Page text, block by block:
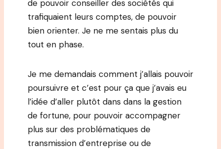
de pouvoir conseiller des sociétés qui
trafiquaient leurs comptes, de pouvoir
bien orienter. Je ne me sentais plus du
tout en phase.
Je me demandais comment j’allais pouvoir
poursuivre et c’est pour ça que j’avais eu
l’idée d’aller plutôt dans dans la gestion
de fortune, pour pouvoir accompagner
plus sur des problématiques de
transmission d’entreprise ou de